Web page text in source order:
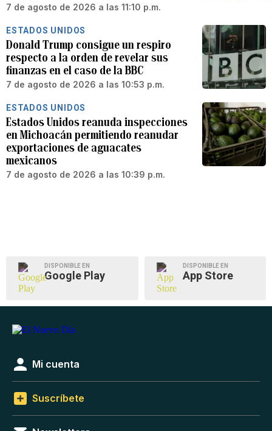
7 de agosto de 2026 a las 11:10 p.m.
ESTADOS UNIDOS
Donald Trump consigue un respiro
respecto a la orden de revelar sus
finanzas en el caso de la BBC
7 de agosto de 2026 a las 10:53 p.m.
ESTADOS UNIDOS
Estados Unidos reanuda inspecciones
en Michoacán permitiendo reanudar
exportaciones de aguacates
mexicanos
7 de agosto de 2026 a las 10:39 p.m.
DISPONIBLE EN
Google Play
DISPONIBLE EN
App Store
Mi cuenta
Suscríbete